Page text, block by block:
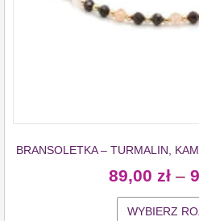
BRANSOLETKA – TURMALIN,
89,00 zł –
WYBIERZ